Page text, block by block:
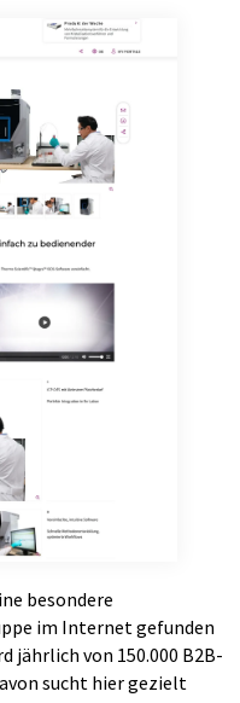
ein Link zur
besondere
im Internet gefunden
jährlich von 150.000 B2B-
sucht hier gezielt